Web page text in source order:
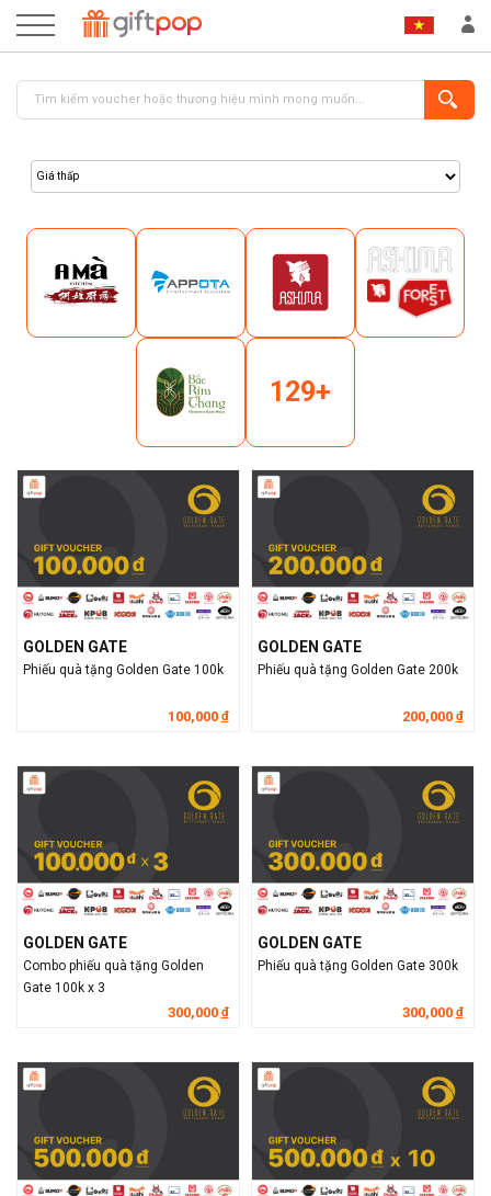
ĐĂNG KÝ
129+
GOLDEN GATE
Phiếu quà tặng Golden Gate 100k
100,000 đ
GOLDEN GATE
Phiếu quà tặng Golden Gate 200k
200,000 đ
GOLDEN GATE
Combo phiếu quà tặng Golden
Gate 100k x 3
300,000 đ
GOLDEN GATE
Phiếu quà tặng Golden Gate 300k
300,000 đ